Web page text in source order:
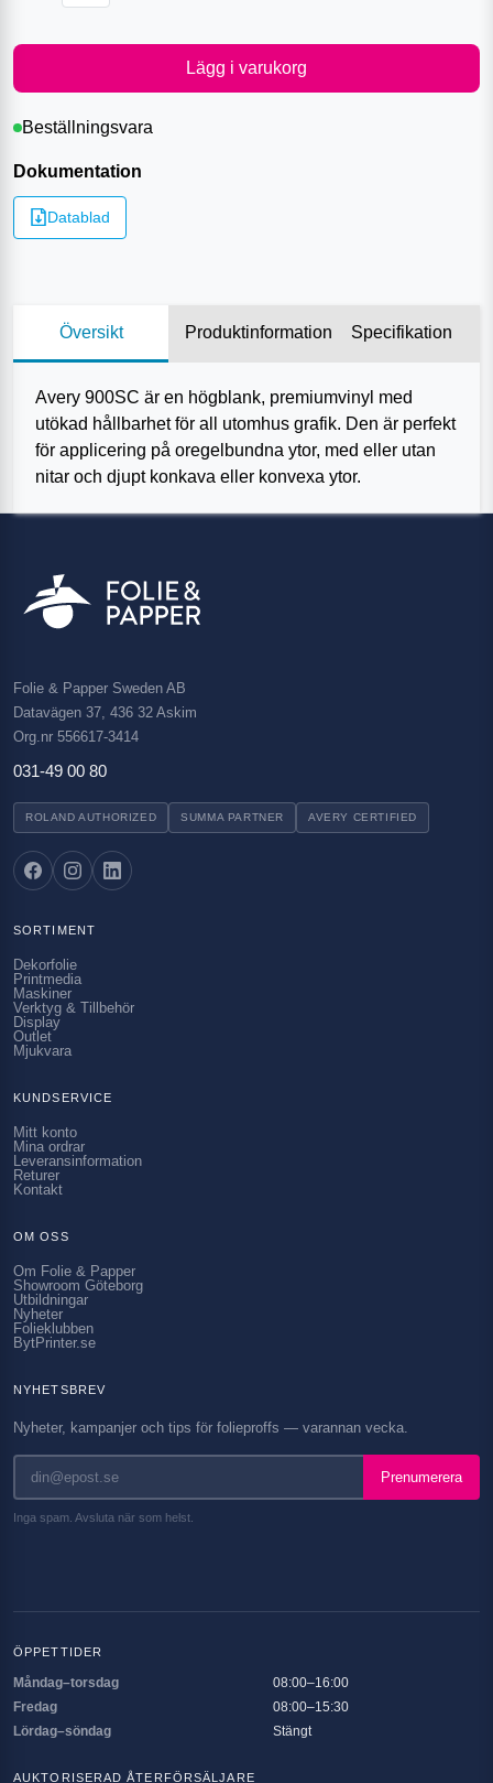
Lägg i varukorg
Beställningsvara
Dokumentation
Datablad
Översikt Produktinformation Specifikation
Avery 900SC är en högblank, premiumvinyl med
utökad hållbarhet för all utomhus grafik. Den är perfekt
för applicering på oregelbundna ytor, med eller utan
nitar och djupt konkava eller konvexa ytor.
Folie & Papper Sweden AB
Datavägen 37, 436 32 Askim
Org.nr 556617-3414
031-49 00 80
ROLAND AUTHORIZED SUMMA PARTNER AVERY CERTIFIED
SORTIMENT
Dekorfolie
Printmedia
Maskiner
Verktyg & Tillbehör
Display
Outlet
Mjukvara
KUNDSERVICE
Mitt konto
Mina ordrar
Leveransinformation
Returer
Kontakt
OM OSS
Om Folie & Papper
Showroom Göteborg
Utbildningar
Nyheter
Folieklubben
BytPrinter.se
NYHETSBREV
Nyheter, kampanjer och tips för folieproffs — varannan vecka.
Prenumerera
Inga spam. Avsluta när som helst.
ÖPPETTIDER
Måndag–torsdag
08:00–16:00
Fredag
08:00–15:30
Lördag–söndag
Stängt
AUKTORISERAD ÅTERFÖRSÄLJARE